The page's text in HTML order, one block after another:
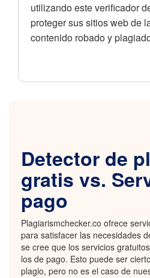
utilizando este verificador
proteger sus sitios web de
contenido robado y
Detector de
gratis vs.
pago
Plagiarismchecker.co ofrece
para satisfacer las necesidades
se cree que los servicios
los de pago. Esto puede ser
plagio, pero no es el caso de